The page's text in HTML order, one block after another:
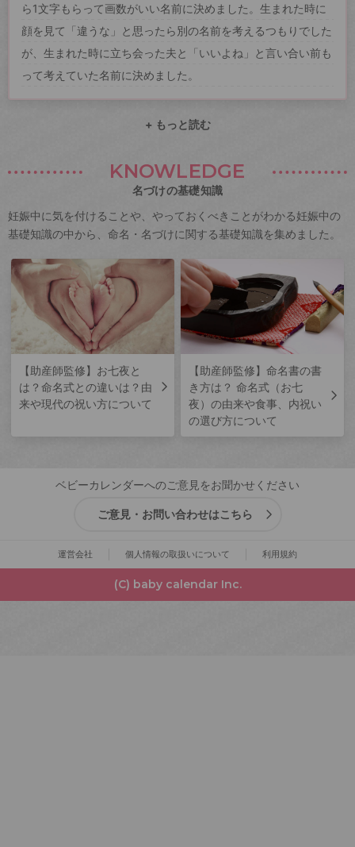
ら1文字もらって画数がいい名前に決めました。生まれた時に
顔を見て「違うな」と思ったら別の名前を考えるつもりでした
が、生まれた時に立ち会った夫と「いいよね」と言い合い前も
って考えていた名前に決めました。
+ もっと読む
KNOWLEDGE
名づけの基礎知識
妊娠中に気を付けることや、やっておくべきことがわかる妊娠中の
基礎知識の中から、命名・名づけに関する基礎知識を集めました。
【助産師監修】お七夜と
は？命名式との違いは？由
来や現代の祝い方について
【助産師監修】命名書の書
き方は？ 命名式（お七
夜）の由来や食事、内祝い
の選び方について
ベビーカレンダーへのご意見をお聞かせください
ご意見・お問い合わせはこちら
運営会社 個人情報の取扱いについて 利用規約
(C) baby calendar Inc.